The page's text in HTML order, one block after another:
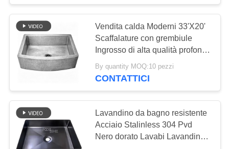
Doppio lavandino di
cucina della ciotola
34
Vendita calda Moderni 33'X20'
Scaffalature con grembiule
Ingrosso di alta qualità profonda
in 10 pollici martello modellato
bordo lavandino di cucina
By quantity MOQ:10 pezzi
CONTATTICI
Lavandino da bagno resistente
Acciaio Stalinless 304 Pvd
Nero dorato Lavabi Lavandino